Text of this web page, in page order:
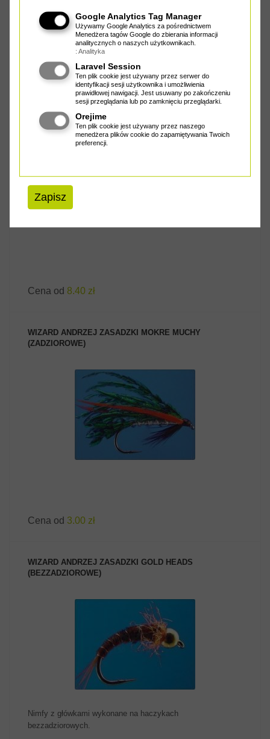
Google Analytics Tag Manager
Używamy Google Analytics za pośrednictwem
Menedżera tagów Google do zbierania informacji
analitycznych o naszych użytkownikach.
: Analityka
Laravel Session
Ten plik cookie jest używany przez serwer do
identyfikacji sesji użytkownika i umożliwienia
prawidłowej nawigacji. Jest usuwany po zakończeniu
sesji przeglądania lub po zamknięciu przeglądarki.
Orejime
Ten plik cookie jest używany przez naszego
menedżera plików cookie do zapamiętywania Twoich
preferencji.
Zapisz
Nimfy, larwy wykonane na haczykach bezzadziorowych.
Cena od 4.00 zł
K NIEMY MUCHY NA SŁONĄ WODĘ
Cena od 8.40 zł
WIZARD ANDRZEJ ZASADZKI MOKRE MUCHY
(ZADZIOROWE)
ZOBACZ PRODUKT
Cena od 3.00 zł
WIZARD ANDRZEJ ZASADZKI GOLD HEADS
(BEZZADZIOROWE)
ZOBACZ PRODUKT
Nimfy z główkami wykonane na haczykach
bezzadziorowych.